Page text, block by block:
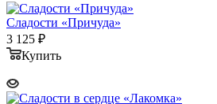
Сладости «Причуда»
3 125 ₽
Купить